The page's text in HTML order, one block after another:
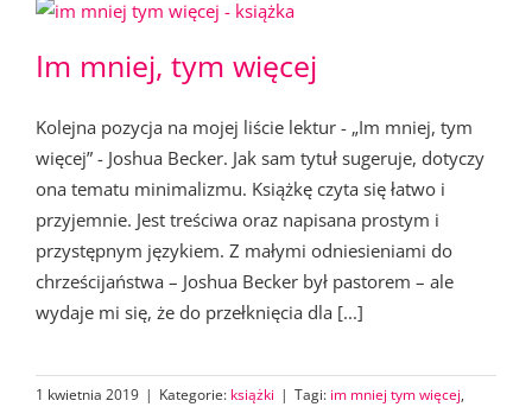
Im mniej, tym więcej
Kolejna pozycja na mojej liście lektur - „Im mniej, tym
więcej” - Joshua Becker. Jak sam tytuł sugeruje, dotyczy
ona tematu minimalizmu. Książkę czyta się łatwo i
przyjemnie. Jest treściwa oraz napisana prostym i
przystępnym językiem. Z małymi odniesieniami do
chrześcijaństwa – Joshua Becker był pastorem – ale
wydaje mi się, że do przełknięcia dla [...]
1 kwietnia 2019 | Kategorie: książki | Tagi: im mniej tym więcej,